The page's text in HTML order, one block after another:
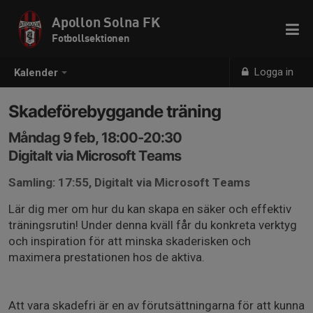
Kalender Logga in
Apollon Solna FK
Fotbollsektionen
Skadeförebyggande träning
Måndag 9 feb, 18:00-20:30
Digitalt via Microsoft Teams
Samling: 17:55, Digitalt via Microsoft Teams
Lär dig mer om hur du kan skapa en säker och effektiv
träningsrutin! Under denna kväll får du konkreta verktyg
och inspiration för att minska skaderisken och
maximera prestationen hos de aktiva.
Att vara skadefri är en av förutsättningarna för att kunna